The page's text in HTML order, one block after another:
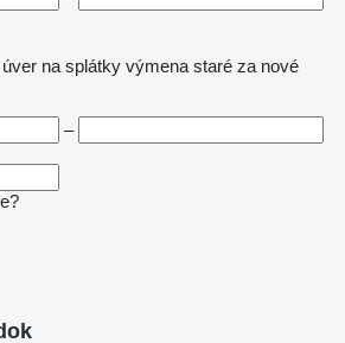
úver na splátky výmena staré za nové
–